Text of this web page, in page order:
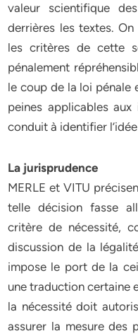
valeur scientifique
derrières les textes.
les critères de cette
pénalement
le coup de la loi pénale
peines applicables
conduit à identifier
La jurisprudence
MERLE et VITU
telle décision fasse
critère de nécessité,
discussion de la
impose le port de la
une traduction certaine
la nécessité doit
assurer la mesure des